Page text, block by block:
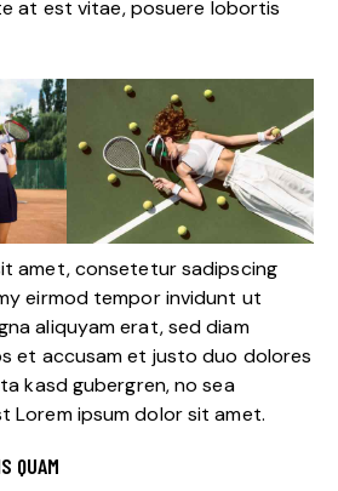
at est vitae, posuere lobortis
amet, consetetur sadipscing
eirmod tempor invidunt ut
aliquyam erat, sed diam
et accusam et justo duo dolores
kasd gubergren, no sea
Lorem ipsum dolor sit amet.
QUAM